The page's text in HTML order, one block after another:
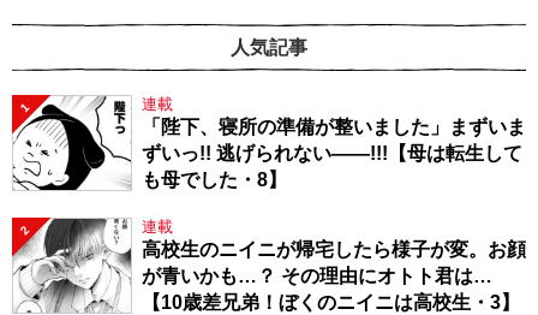
人気記事
1 連載
「陛下、寝所の準備が整いました」まずいま
ずいっ!! 逃げられない――!!!【母は転生して
も母でした・8】
2 連載
高校生のニイニが帰宅したら様子が変。お顔
が青いかも…？ その理由にオトト君は…
【10歳差兄弟！ぼくのニイニは高校生・3】